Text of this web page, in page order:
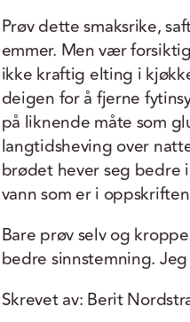
Prøv dette smaksrike,
emmer. Men vær
ikke kraftig elting i
deigen for å fjerne
på liknende måte som
langtidsheving over
brødet hever seg bedre
vann som er i
Bare prøv selv og
bedre sinnstemning.
Skrevet av: Berit